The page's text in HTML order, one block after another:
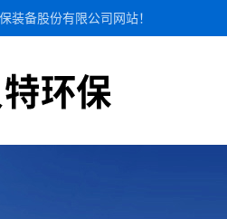
装备股份有限公司网站！